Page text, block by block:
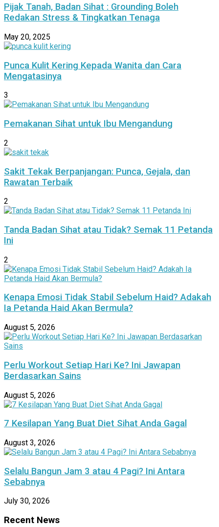
Pijak Tanah, Badan Sihat : Grounding Boleh
Redakan Stress & Tingkatkan Tenaga
May 20, 2025
Punca Kulit Kering Kepada Wanita dan Cara
Mengatasinya
3
Pemakanan Sihat untuk Ibu Mengandung
2
Sakit Tekak Berpanjangan: Punca, Gejala, dan
Rawatan Terbaik
2
Tanda Badan Sihat atau Tidak? Semak 11 Petanda
Ini
2
Kenapa Emosi Tidak Stabil Sebelum Haid? Adakah
Ia Petanda Haid Akan Bermula?
August 5, 2026
Perlu Workout Setiap Hari Ke? Ini Jawapan
Berdasarkan Sains
August 5, 2026
7 Kesilapan Yang Buat Diet Sihat Anda Gagal
August 3, 2026
Selalu Bangun Jam 3 atau 4 Pagi? Ini Antara
Sebabnya
July 30, 2026
Recent News